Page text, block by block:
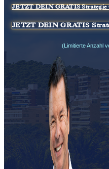
JETZT DEIN GRATIS Strategie
JETZT DEIN GRATIS
(Limitierte Anzahl